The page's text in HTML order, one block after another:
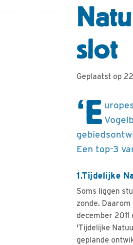
slot
Geplaatst op
‘E
Een top-3
1.Tijdelijke
Soms liggen
zonde.
december 2011
'Tijdelijke
geplande